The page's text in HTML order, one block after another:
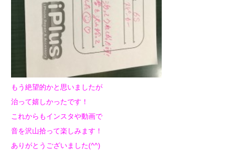
もう絶望的かと思いましたが
治って嬉しかったです！
これからもインスタや動画で
音を沢山拾って楽しみます！
ありがとうございました(^^)